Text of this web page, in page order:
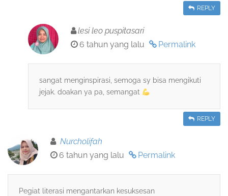
REPLY
lesi leo puspitasari
6 tahun yang lalu
Permalink
sangat menginspirasi, semoga sy bisa mengikuti
jejak. doakan ya pa, semangat
REPLY
Nurcholifah
6 tahun yang lalu
Permalink
Pegiat literasi mengantarkan kesuksesan